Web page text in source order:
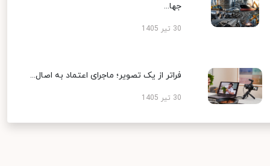
جها...
30 تیر 1405
فراتر از یک تصویر؛ ماجرای اعتماد به اصال...
30 تیر 1405